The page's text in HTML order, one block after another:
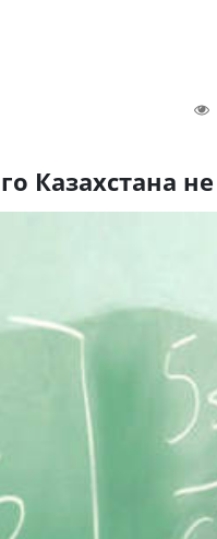
Казахстана